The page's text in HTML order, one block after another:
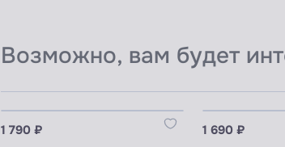
Возможно, вам будет
1 790 ₽
1 690 ₽